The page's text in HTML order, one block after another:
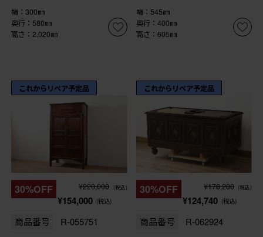
幅：300㎜
奥行：580㎜
高さ：2,020㎜
幅：545㎜
奥行：400㎜
高さ：605㎜
これからリペア予定品
30%OFF ¥220,000 (税込)
¥154,000 (税込)
商品番号 R-055751
これからリペア予定品
30%OFF ¥178,200 (税込)
¥124,740 (税込)
商品番号 R-062924